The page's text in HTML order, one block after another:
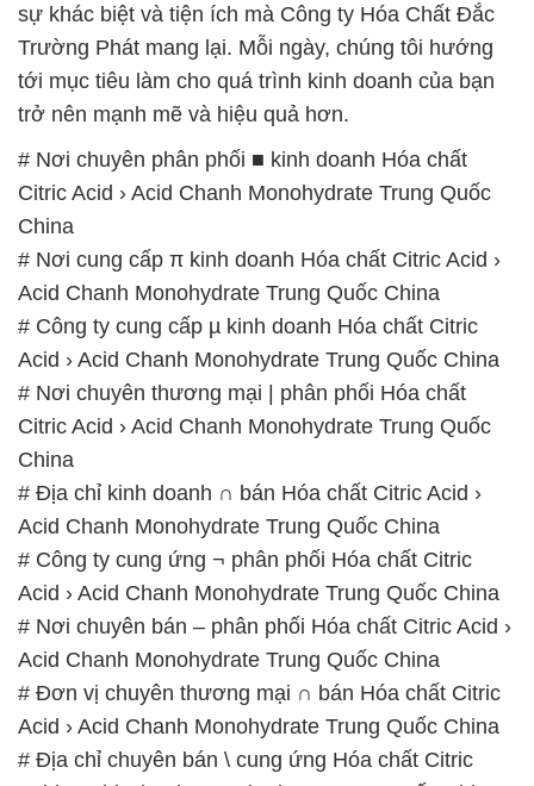
# Nơi chuyên phân phối ■ kinh doanh Hóa chất
Citric Acid › Acid Chanh Monohydrate Trung Quốc
China
# Nơi cung cấp π kinh doanh Hóa chất Citric Acid ›
Acid Chanh Monohydrate Trung Quốc China
# Công ty cung cấp µ kinh doanh Hóa chất Citric
Acid › Acid Chanh Monohydrate Trung Quốc China
# Nơi chuyên thương mại | phân phối Hóa chất
Citric Acid › Acid Chanh Monohydrate Trung Quốc
China
# Địa chỉ kinh doanh ∩ bán Hóa chất Citric Acid ›
Acid Chanh Monohydrate Trung Quốc China
# Công ty cung ứng ¬ phân phối Hóa chất Citric
Acid › Acid Chanh Monohydrate Trung Quốc China
# Nơi chuyên bán – phân phối Hóa chất Citric Acid ›
Acid Chanh Monohydrate Trung Quốc China
# Đơn vị chuyên thương mại ∩ bán Hóa chất Citric
Acid › Acid Chanh Monohydrate Trung Quốc China
# Địa chỉ chuyên bán \ cung ứng Hóa chất Citric
Acid › Acid Chanh Monohydrate Trung Quốc China
# Cty chuyên phân phối Ω cung cấp Hóa chất Citric
Acid › Acid Chanh Monohydrate Trung Quốc China
# Nơi chuyên thương mại ↔ bán Hóa chất Citric
Acid › Acid Chanh Monohydrate Trung Quốc China